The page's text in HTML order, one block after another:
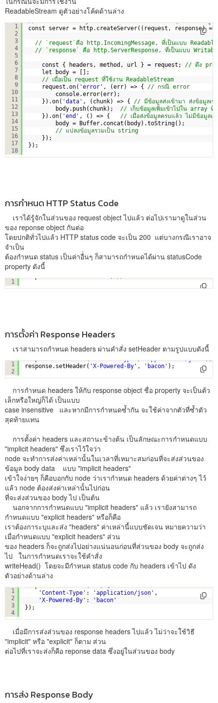
ReadableStream ดูตัวอย่างโค้ดด้านล่าง
1
2
3
4
5
6
7
8
9
10
11
12
13
14
15
16
17
18
const server = http.createServer((request, response)
// `request`คือ http.IncomingMessage, ที่เป็นแบบ Readable
// `response` คือ http.ServerResponse, ที่เป็นแบบ
const { headers, method, url } = request; // ดึง
let body = [];
// เมื่อเป็น request ที่ใช้งาน ReadableStream
request.on( 'error' , (err) => { // กรณี error
console.error(err);
}).on( 'data' , (chunk) => { // มีข้อมูลส่งเข้ามา ส่งข้อมูล
body.push(chunk); // เก็บข้อมูลเพิ่มเข้าไปใน array ที่
}).on( 'end' , () => { // เมื่อส่งข้อมูลครบแล้ว ไม่มีข้อมูลเพิ่
body = Buffer.concat(body).toString();
// แปลงข้อมูลรวมเป็น string
});
});
การกำหนด HTTP Status Code
เราได้รู้จักในส่วนของ request object ไปแล้ว ต่อไปเรามาดูในส่วน
ของ reponse object กันต่อ
โดยปกติทั่วไปแล้ว HTTP status code จะเป็น 200 แต่บางกรณีเราอาจ
จำเป็น
ต้องกำหนด status เป็นค่าอื่่นๆ ก็สามารถกำหนดได้ผ่าน statusCode
property ดังนี้
1
การตั้งค่า Response Headers
เราสามารถกำหนด headers ผ่านคำสั่ง setHeader ตามรูปแบบดังนี้
1
2
response.setHeader( 'X-Powered-By' , 'bacon' );
การกำหนด headers ให้กับ response object ชื่อ property จะเป็นต้ว
เล็กหรือใหญ่ก็ได้ เป็นแบบ
case insensitive และหากมีการกำหนดซ้ำกัน จะใช้ค่าจากตัวที่ซ้ำตัว
สุดท้ายแทน
การตั้งค่า headers และสถานะข้างต้น เป็นลักษณะการกำหนดแบบ
"implicit headers" ซึ่งเราไว้ใจว่า
node จะทำการส่งค่าเหล่านั้นในเวลาที่เหมาะสมก่อนที่จะส่งส่วนของ
ข้อมูล body data แบบ "implicit headers"
เข้าใจง่ายๆ ก็คือบอกกับ node ว่าเรากำหนด headers ด้วยค่าต่างๆ ไว้
แล้ว node ต้องส่งค่าเหล่านั้นไปก่อน
ที่จะส่งส่วนของ body ไป เป็นต้น
นอกจากการกำหนดแบบ "implicit headers" แล้ว เรายังสามารถ
กำหนดแบบ "explicit headers" หรือก็คือ
เราต้องการะบุและส่ง "headers" ค่าเหล่านี้แบบชัดเจน หมายความว่า
เมื่อกำหนดแบบ "explicit headers" ส่วน
ของ headers ก็จะถูกส่งไปอย่างแน่นอนก่อนที่ส่วนของ body จะถูกส่ง
ไป ในการกำหนดเราจะใช้คำสั่ง
writeHead() โดยจะมีกำหนด status code กับ headers เข้าไป ดัง
ตัวอย่างด้านล่าง
1
2
3
4
'Content-Type' : 'application/json' ,
'X-Powered-By' :
'bacon'
});
เมื่อมีการส่งส่วนของ response headers ไปแล้ว ไม่ว่าจะใช้วิธี
"implicit" หรือ "explicit" ก็ตาม ส่วน
ต่อไปที่เราจะส่งก็คือ reponse data ซึ่งอยู่ในส่วนของ body
การส่ง Response Body